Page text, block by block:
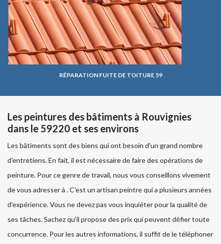
RÉPARATION FUITE DE TOITURE 59
Les peintures des bâtiments à Rouvignies
dans le 59220 et ses environs
Les bâtiments sont des biens qui ont besoin d'un grand nombre
d'entretiens. En fait, il est nécessaire de faire des opérations de
peinture. Pour ce genre de travail, nous vous conseillons vivement
de vous adresser à . C'est un artisan peintre qui a plusieurs années
d'expérience. Vous ne devez pas vous inquiéter pour la qualité de
ses tâches. Sachez qu'il propose des prix qui peuvent défier toute
concurrence. Pour les autres informations, il suffit de le téléphoner